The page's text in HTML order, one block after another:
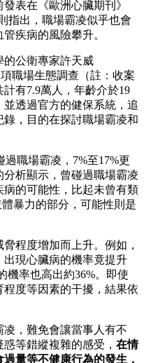
表在《歐洲心臟期刊》
則指出，職場霸凌似乎也會
疾病的風險攀升。
的公衛專家許天威
職場生態調查（註：收案
計有7.9萬人，年齡介於19
透過官方的健保系統，追
，目的在探討職場霸凌和
職場霸凌，7%至17%更
析顯示，曾碰過職場霸凌
的可能性，比起未曾有類
暴力的部分，可能性則是
程度增加而上升。例如，
現心臟病的機率竟提升
機率也高出約36%。即使
度等因素的干擾，結果依
，難免會讓當事人有不
等錯縱複雜的感受， 在情
量等不健康行為的發生，